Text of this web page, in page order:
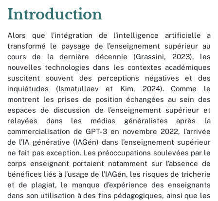
Introduction
Alors que l’intégration de l’intelligence artificielle a
transformé le paysage de l’enseignement supérieur au
cours de la dernière décennie (Grassini, 2023), les
nouvelles technologies dans les contextes académiques
suscitent souvent des perceptions négatives et des
inquiétudes (Ismatullaev et Kim, 2024). Comme le
montrent les prises de position échangées au sein des
espaces de discussion de l’enseignement supérieur et
relayées dans les médias généralistes après la
commercialisation de GPT-3 en novembre 2022, l’arrivée
de l’IA générative (IAGén) dans l’enseignement supérieur
ne fait pas exception. Les préoccupations soulevées par le
corps enseignant portaient notamment sur l’absence de
bénéfices liés à l’usage de l’IAGén, les risques de tricherie
et de plagiat, le manque d’expérience des enseignants
dans son utilisation à des fins pédagogiques, ainsi que les